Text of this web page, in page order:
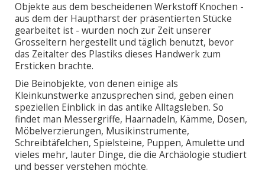
Objekte aus dem bescheidenen Werkstoff Knochen -
aus dem der Hauptharst der präsentierten Stücke
gearbeitet ist - wurden noch zur Zeit unserer
Grosseltern hergestellt und täglich benutzt, bevor
das Zeitalter des Plastiks dieses Handwerk zum
Ersticken brachte.
Die Beinobjekte, von denen einige als
Kleinkunstwerke anzusprechen sind, geben einen
speziellen Einblick in das antike Alltagsleben. So
findet man Messergriffe, Haarnadeln, Kämme, Dosen,
Möbelverzierungen, Musikinstrumente,
Schreibtäfelchen, Spielsteine, Puppen, Amulette und
vieles mehr, lauter Dinge, die die Archäologie studiert
und besser verstehen möchte.